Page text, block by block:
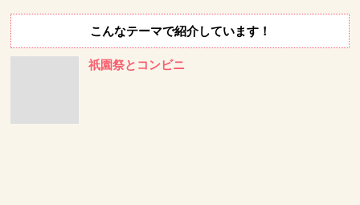
こんなテーマで紹介しています！
祇園祭とコンビニ